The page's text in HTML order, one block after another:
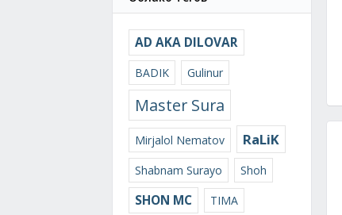
AD AKA DILOVAR
BADIK Gulinur
Master Sura
Mirjalol Nematov RaLiK
Shabnam Surayo Shoh
SHON MC
TIMA